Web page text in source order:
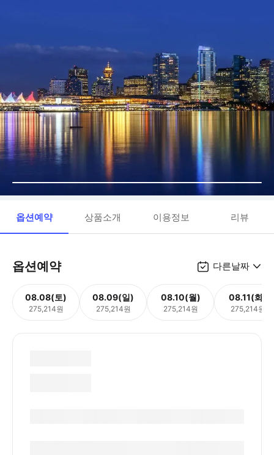
옵션예약 상품소개 이용정보 리뷰
옵션예약 다른날짜
08.08(토)
275,214원
08.09(일)
275,214원
08.10(월)
275,214원
08.11(화)
275,214원